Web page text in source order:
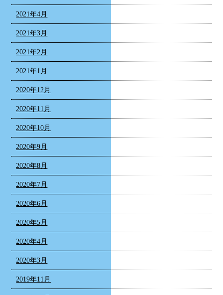
2021年4月
2021年3月
2021年2月
2021年1月
2020年12月
2020年11月
2020年10月
2020年9月
2020年8月
2020年7月
2020年6月
2020年5月
2020年4月
2020年3月
2019年11月